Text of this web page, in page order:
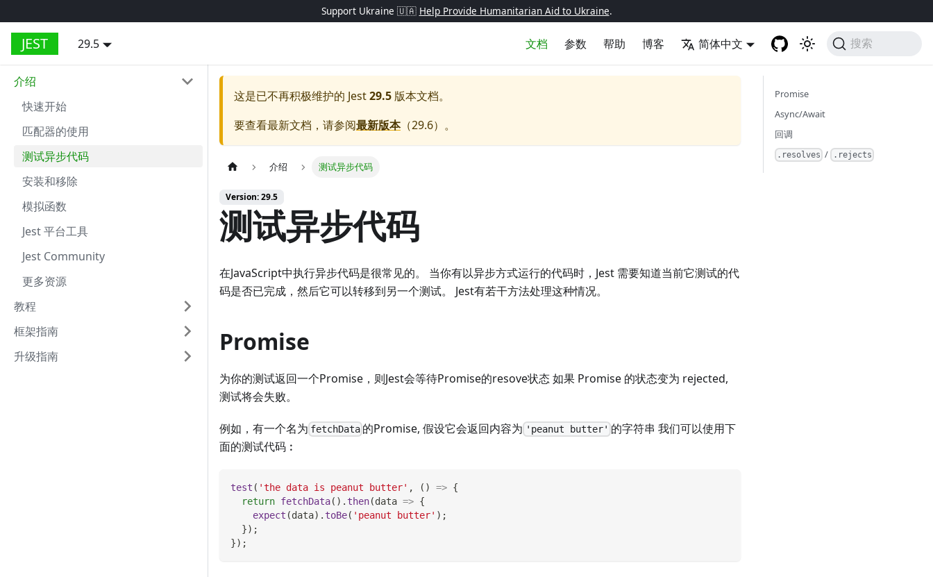
Support Ukraine 🇺🇦 Help Provide Humanitarian Aid to Ukraine.
JEST 29.5 文档 参数 帮助 博客 简体中文 搜索
介绍
快速开始
匹配器的使用
测试异步代码
安装和移除
模拟函数
Jest 平台工具
Jest Community
更多资源
教程
框架指南
升级指南
这是已不再积极维护的 Jest29.5 版本文档。
要查看最新文档，请参阅最新版本（29.6）。
介绍 测试异步代码
Version: 29.5
测试异步代码
在JavaScript中执行异步代码是很常见的。 当你有以异步方式运行的代码时，Jest 需要知道当前它测试的代
码是否已完成，然后它可以转移到另一个测试。 Jest有若干方法处理这种情况。
Promise
为你的测试返回一个Promise，则Jest会等待Promise的resove状态 如果 Promise 的状态变为 rejected,
测试将会失败。
例如，有一个名为 fetchData 的Promise, 假设它会返回内容为 'peanut butter' 的字符串 我们可以使用下
面的测试代码︰
test ( 'the data is peanut butter' , ( ) => {
return fetchData( ) . then(data => {
expect (data) . toBe( 'peanut butter' ) ;
}) ;
}) ;
Promise
Async/Await
回调
.resolves / .rejects